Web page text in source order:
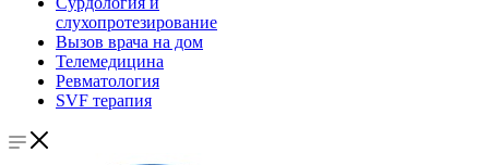
слухопротезирование
Вызов врача на дом
Телемедицина
Ревматология
SVF терапия